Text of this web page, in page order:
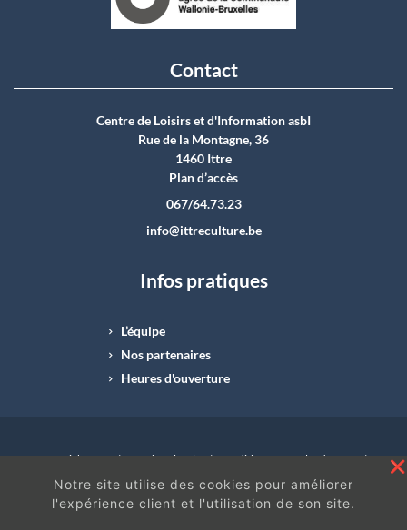
Contact
Centre de Loisirs et d'Information asbI
Rue de la Montagne, 36
1460 Ittre
Plan d’accès
067/64.73.23
info@ittreculture.be
Infos pratiques
L’équipe
Nos partenaires
Heures d'ouverture
Copyright CLI © | Mentions légales | Conditions générales de vente |
N°Entreprise : BE0414.742.009 |
BE50 0012 6285 4518
Notre site utilise des cookies pour améliorer
l'expérience client et l'utilisation de son site.